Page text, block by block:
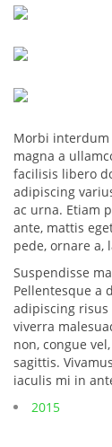
Morbi interdum
magna a
facilisis libero
adipiscing
ac urna. Etiam
ante, mattis
pede, ornare a,
Suspendisse
Pellentesque a
adipiscing risus
viverra
non, congue
sagittis.
iaculis mi in
2015